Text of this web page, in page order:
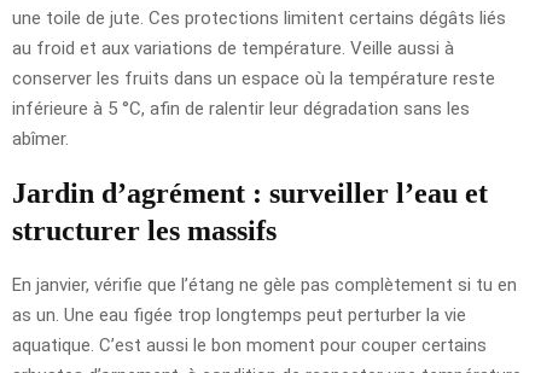
une toile de jute. Ces protections limitent certains dégâts liés
au froid et aux variations de température. Veille aussi à
conserver les fruits dans un espace où la température reste
inférieure à 5 °C, afin de ralentir leur dégradation sans les
abîmer.
Jardin d’agrément : surveiller l’eau et
structurer les massifs
En janvier, vérifie que l’étang ne gèle pas complètement si tu en
as un. Une eau figée trop longtemps peut perturber la vie
aquatique. C’est aussi le bon moment pour couper certains